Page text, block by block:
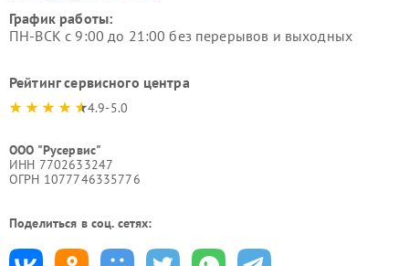
График работы:
ПН-ВСК с 9:00 до 21:00 без перерывов и выходных
Рейтинг сервисного центра
4.9-5.0
ООО "Русервис"
ИНН 7702633247
ОГРН 1077746335776
Поделиться в соц. сетях: